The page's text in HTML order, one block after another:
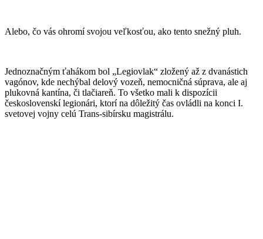
Alebo, čo vás ohromí svojou veľkosťou, ako tento snežný pluh.
Jednoznačným ťahákom bol „Legiovlak“ zložený až z dvanástich
vagónov, kde nechýbal delový vozeň, nemocničná súprava, ale aj
plukovná kantína, či tlačiareň. To všetko mali k dispozícii
československí legionári, ktorí na dôležitý čas ovládli na konci I.
svetovej vojny celú Trans-sibírsku magistrálu.